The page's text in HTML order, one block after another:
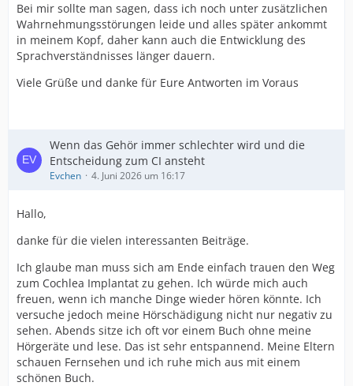
Bei mir sollte man sagen, dass ich noch unter zusätzlichen
Wahrnehmungsstörungen leide und alles später ankommt
in meinem Kopf, daher kann auch die Entwicklung des
Sprachverständnisses länger dauern.
Viele Grüße und danke für Eure Antworten im Voraus
Wenn das Gehör immer schlechter wird und die
Entscheidung zum CI ansteht
Evchen 4. Juni 2026 um 16:17
Hallo,
danke für die vielen interessanten Beiträge.
Ich glaube man muss sich am Ende einfach trauen den Weg
zum Cochlea Implantat zu gehen. Ich würde mich auch
freuen, wenn ich manche Dinge wieder hören könnte. Ich
versuche jedoch meine Hörschädigung nicht nur negativ zu
sehen. Abends sitze ich oft vor einem Buch ohne meine
Hörgeräte und lese. Das ist sehr entspannend. Meine Eltern
schauen Fernsehen und ich ruhe mich aus mit einem
schönen Buch.